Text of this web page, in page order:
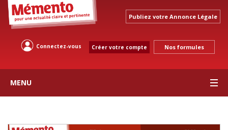
Publiez votre Annonce Légale
Connectez-vous Créer votre compte Nos formules
MENU